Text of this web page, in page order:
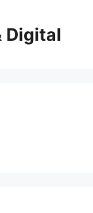
Digital